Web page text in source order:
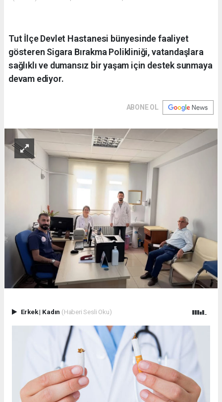
Tut İlçe Devlet Hastanesi bünyesinde faaliyet
gösteren Sigara Bırakma Polikliniği, vatandaşlara
sağlıklı ve dumansız bir yaşam için destek sunmaya
devam ediyor.
ABONE OL
Erkek| Kadın (Haberi Sesli Oku)